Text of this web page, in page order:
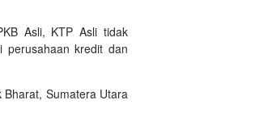
Asli, KTP Asli tidak
perusahaan kredit dan
Sumatera Utara